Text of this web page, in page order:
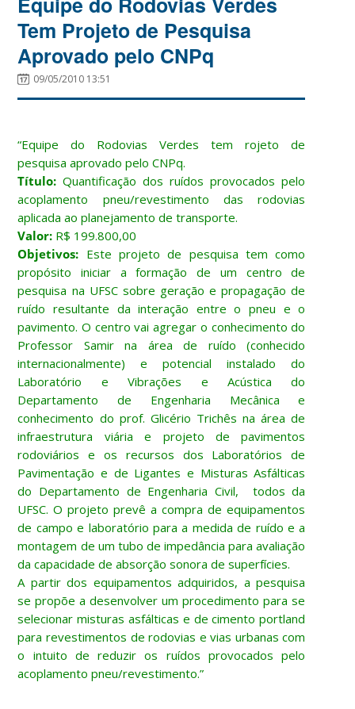
Tem Projeto de Pesquisa
Aprovado pelo CNPq
09/05/2010 13:51
“Equipe do Rodovias Verdes tem rojeto de
pesquisa aprovado pelo CNPq.
Título:Quantificação dos ruídos provocados pelo
acoplamento pneu/revestimento das rodovias
aplicada ao planejamento de transporte.
Valor: R$ 199.800,00
Objetivos: Este projeto de pesquisa tem como
propósito iniciar a formação de um centro de
pesquisa na UFSC sobre geração e propagação de
ruído resultante da interação entre o pneu e o
pavimento. O centro vai agregar o conhecimento do
Professor Samir na área de ruído (conhecido
internacionalmente) e potencial instalado do
Laboratório e Vibrações e Acústica do
Departamento de Engenharia Mecânica e
conhecimento do prof. Glicério Trichês na área de
infraestrutura viária e projeto de pavimentos
rodoviários e os recursos dos Laboratórios de
Pavimentação e de Ligantes e Misturas Asfálticas
do Departamento de Engenharia Civil, todos da
UFSC. O projeto prevê a compra de equipamentos
de campo e laboratório para a medida de ruído e a
montagem de um tubo de impedância para avaliação
da capacidade de absorção sonora de superfícies.
A partir dos equipamentos adquiridos, a pesquisa
se propõe a desenvolver um procedimento para se
selecionar misturas asfálticas e de cimento portland
para revestimentos de rodovias e vias urbanas com
o intuito de reduzir os ruídos provocados pelo
acoplamento pneu/revestimento.”